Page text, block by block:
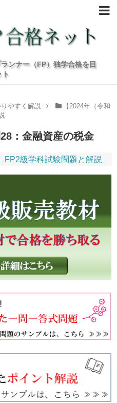
ンナー（FP）独学合格を目
やすく解説
【2024年（令和
：金融資産の税金
FP2級学科試験問題と解説